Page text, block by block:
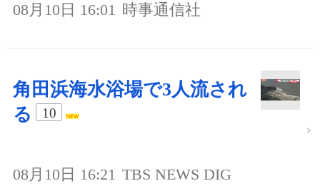
08月10日 16:01 時事通信社
角田浜海水浴場で3人流され
る
10
08月10日 16:21 TBS NEWS DIG